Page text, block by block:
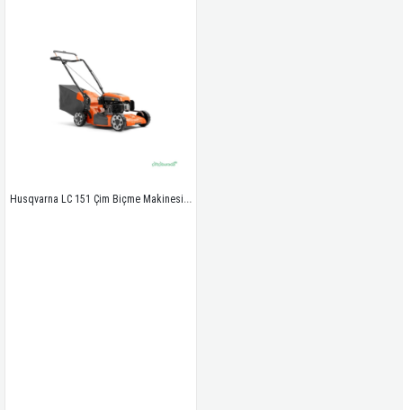
Husqvarna LC 151 Çim Biçme Makinesi 51 cm 166cc 3’ü 1 Arada